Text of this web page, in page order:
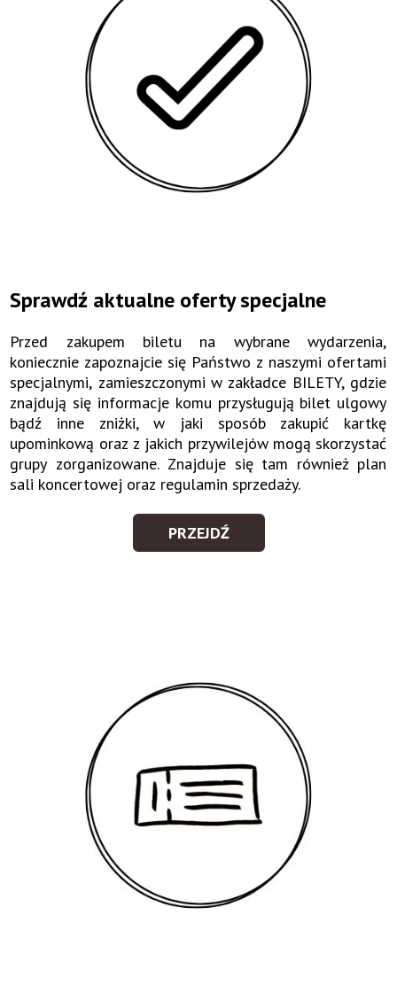
Sprawdź aktualne oferty specjalne
Przed zakupem biletu na wybrane wydarzenia,
koniecznie zapoznajcie się Państwo z naszymi ofertami
specjalnymi, zamieszczonymi w zakładce BILETY, gdzie
znajdują się informacje komu przysługują bilet ulgowy
bądź inne zniżki, w jaki sposób zakupić kartkę
upominkową oraz z jakich przywilejów mogą skorzystać
grupy zorganizowane. Znajduje się tam również plan
sali koncertowej oraz regulamin sprzedaży.
PRZEJDŹ
SPRAWDŹ